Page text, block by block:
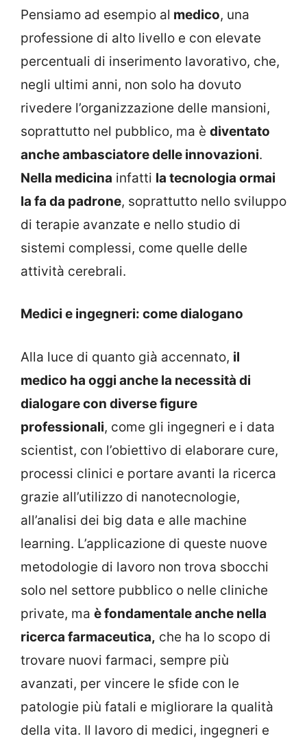
Pensiamo ad esempio al medico, una
professione di alto livello e con elevate
percentuali di inserimento lavorativo, che,
negli ultimi anni, non solo ha dovuto
rivedere l’organizzazione delle mansioni,
soprattutto nel pubblico, ma è diventato
anche ambasciatore delle innovazioni.
Nella medicina infatti la tecnologia ormai
la fa da padrone, soprattutto nello sviluppo
di terapie avanzate e nello studio di
sistemi complessi, come quelle delle
attività cerebrali.
Medici e ingegneri: come dialogano
Alla luce di quanto già accennato, il
medico ha oggi anche la necessità di
dialogare con diverse figure
professionali, come gli ingegneri e i data
scientist, con l’obiettivo di elaborare cure,
processi clinici e portare avanti la ricerca
grazie all’utilizzo di nanotecnologie,
all’analisi dei big data e alle machine
learning. L’applicazione di queste nuove
metodologie di lavoro non trova sbocchi
solo nel settore pubblico o nelle cliniche
private, ma è fondamentale anche nella
ricerca farmaceutica, che ha lo scopo di
trovare nuovi farmaci, sempre più
avanzati, per vincere le sfide con le
patologie più fatali e migliorare la qualità
della vita. Il lavoro di medici, ingegneri e